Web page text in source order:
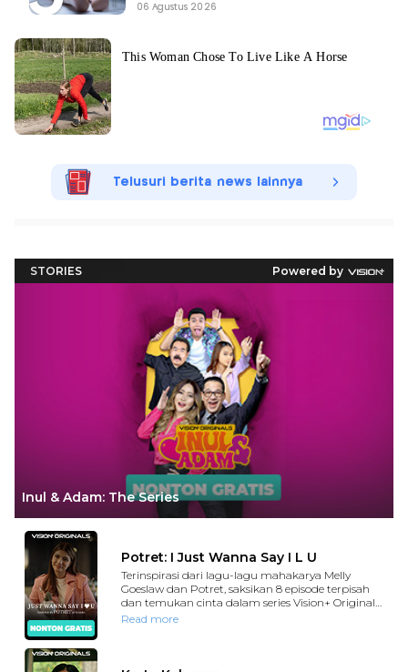
06 Agustus 2026
Telusuri berita news lainnya